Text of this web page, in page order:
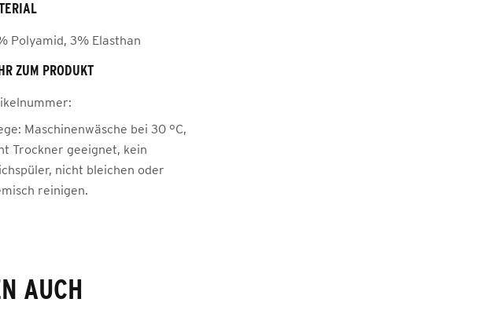
Polyamid, 3% Elasthan
ZUM PRODUKT
Maschinenwäsche bei 30 °C,
Trockner geeignet, kein
nicht bleichen oder
reinigen.
AUCH